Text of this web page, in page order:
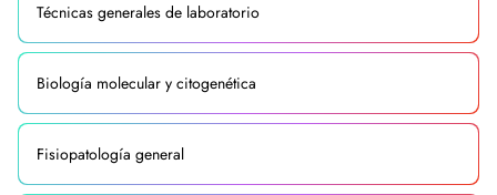
Técnicas generales de laboratorio
Biología molecular y citogenética
Fisiopatología general